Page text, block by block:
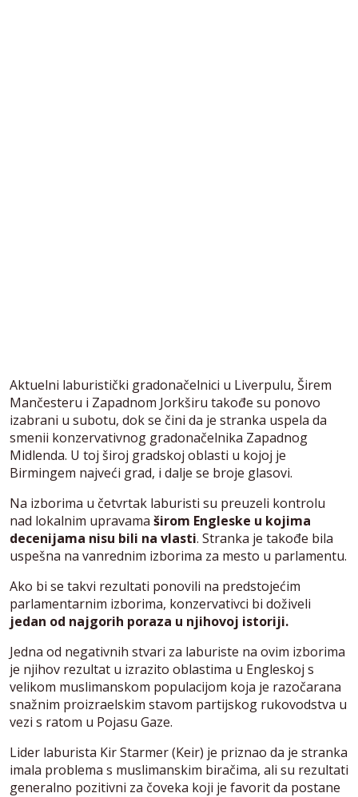
Aktuelni laburistički gradonačelnici u Liverpulu, Širem
Mančesteru i Zapadnom Jorkširu takođe su ponovo
izabrani u subotu, dok se čini da je stranka uspela da
smenii konzervativnog gradonačelnika Zapadnog
Midlenda. U toj široj gradskoj oblasti u kojoj je
Birmingem najveći grad, i dalje se broje glasovi.
Na izborima u četvrtak laburisti su preuzeli kontrolu
nad lokalnim upravama širom Engleske u kojima
decenijama nisu bili na vlasti. Stranka je takođe bila
uspešna na vanrednim izborima za mesto u parlamentu.
Ako bi se takvi rezultati ponovili na predstojećim
parlamentarnim izborima, konzervativci bi doživeli
jedan od najgorih poraza u njihovoj istoriji.
Jedna od negativnih stvari za laburiste na ovim izborima
je njihov rezultat u izrazito oblastima u Engleskoj s
velikom muslimanskom populacijom koja je razočarana
snažnim proizraelskim stavom partijskog rukovodstva u
vezi s ratom u Pojasu Gaze.
Lider laburista Kir Starmer (Keir) je priznao da je stranka
imala problema s muslimanskim biračima, ali su rezultati
generalno pozitivni za čoveka koji je favorit da postane